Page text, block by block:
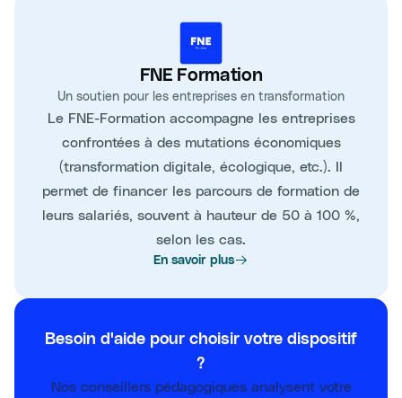
FNE Formation
Un soutien pour les entreprises en transformation
Le FNE-Formation accompagne les entreprises
confrontées à des mutations économiques
(transformation digitale, écologique, etc.). Il
permet de financer les parcours de formation de
leurs salariés, souvent à hauteur de 50 à 100 %,
selon les cas.
En savoir plus
Besoin d'aide pour choisir votre dispositif
?
Nos conseillers pédagogiques analysent votre